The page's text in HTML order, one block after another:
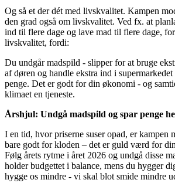
Og så et der dét med livskvalitet. Kampen
den grad også om livskvalitet. Ved fx. at
ind til flere dage og lave mad til flere dage,
livskvalitet, fordi:
Du undgår madspild - slipper for at bruge
af døren og handle ekstra ind i
penge. Det er godt for din økonomi - og
klimaet en tjeneste.
Årshjul: Undgå madspild og spar penge
I en tid, hvor priserne suser opad, er kampen
bare godt for kloden – det er guld værd for
Følg årets rytme i året 2026 og undgå disse
holder budgettet i balance, mens du hygger
hygge os mindre - vi skal blot smide mindre